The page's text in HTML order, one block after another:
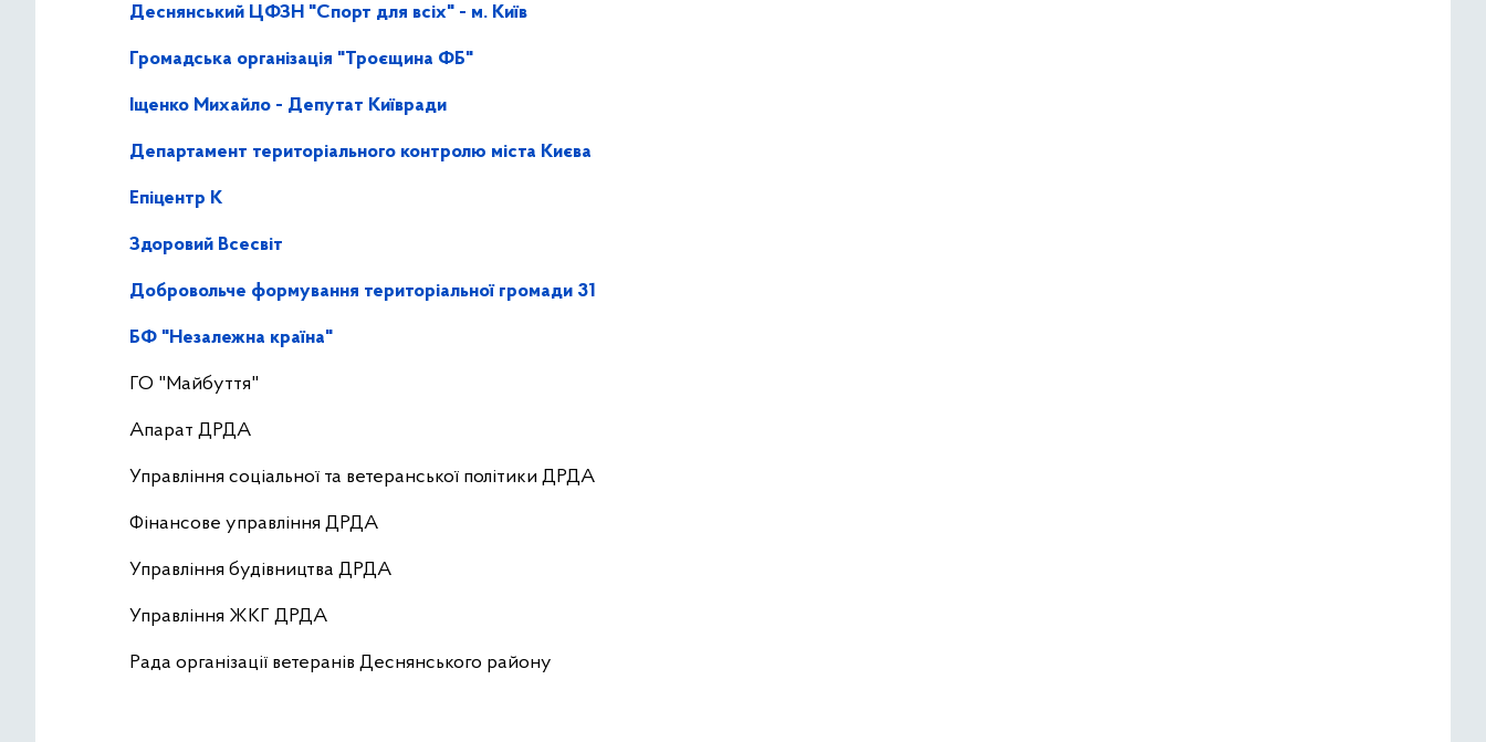
Деснянський ЦФЗН "Спорт для всіх" - м. Київ
Громадська організація "Троєщина ФБ"
Іщенко Михайло - Депутат Київради
Департамент територіального контролю міста Києва
Епіцентр К
Здоровий Всесвіт
Добровольче формування територіальної громади 31
БФ "Незалежна країна"
ГО "Майбуття"
Апарат ДРДА
Управління соціальної та ветеранської політики ДРДА
Фінансове управління ДРДА
Управління будівництва ДРДА
Управління ЖКГ ДРДА
Рада організації ветеранів Деснянського району